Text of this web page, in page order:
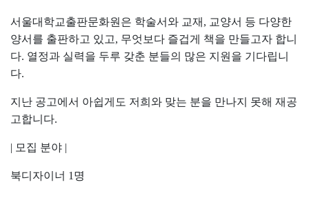
서울대학교출판문화원은 학술서와 교재 , 교양서 등 다양한
양서를 출판하고 있고, 무엇보다 즐겁게 책을 만들고자 합니
다. 열정과 실력을 두루 갖춘 분들의 많은 지원을 기다립니
다.
지난 공고에서 아쉽게도 저희와 맞는 분을 만나지 못해 재공
고합니다.
| 모집 분야 |
북디자이너 1 명